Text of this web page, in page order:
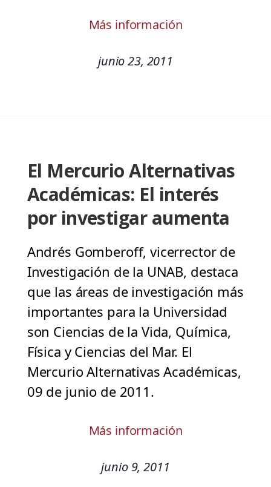
Más información
junio 23, 2011
El Mercurio Alternativas
Académicas: El interés
por investigar aumenta
Andrés Gomberoff, vicerrector de
Investigación de la UNAB, destaca
que las áreas de investigación más
importantes para la Universidad
son Ciencias de la Vida, Química,
Física y Ciencias del Mar. El
Mercurio Alternativas Académicas,
09 de junio de 2011.
Más información
junio 9, 2011